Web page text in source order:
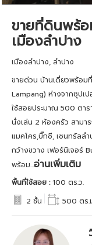
ขายที่ดินพร้
เมืองลำปาง
เมืองลำปาง, ลำปาง
ขายด่วน บ้านเดี่ยวพร้อม
Lampang) ห่างจากซุปเ
ใช้สอยประมาณ 500 ตา
นั่งเล่น 2 ห้องครัว สามา
แมคโคร,บิ๊กซี, เซนทรัลล
กว้างขวาง เฟอร์นิเจอร์
พร้อม...อ่านเพิ่มเติม
พื้นที่ใช้สอย :100 ตร.ว.
2 ชั้น
500 ตร.